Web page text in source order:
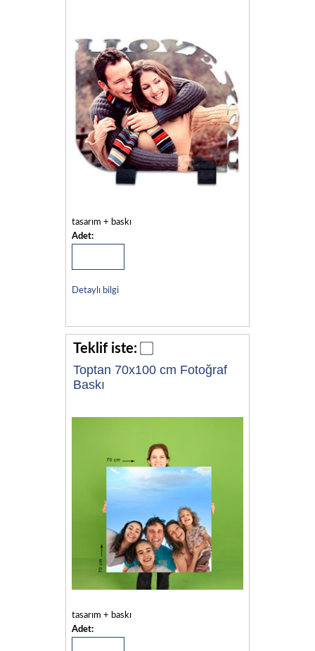
tasarım + baskı
Adet:
Detaylı bilgi
Teklif iste:
Toptan 70x100 cm Fotoğraf
Baskı
tasarım + baskı
Adet: